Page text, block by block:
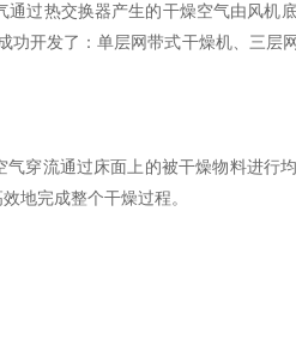
过热交换器产生的干燥空气由风机
开发了：单层网带式干燥机、三层
穿流通过床面上的被干燥物料进行
地完成整个干燥过程。